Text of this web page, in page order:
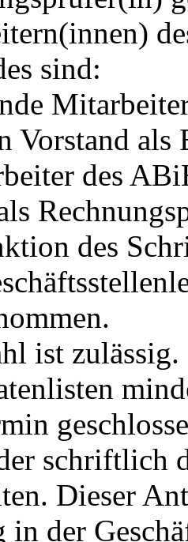
sind:
Vorstand
des
des
ist zulässig.
schriftlich
Dieser
in der